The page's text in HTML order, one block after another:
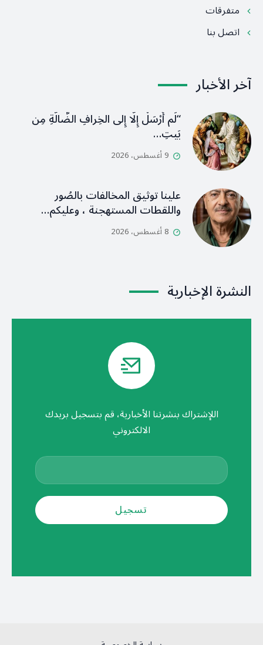
متفرقات
اتصل بنا
آخر الأخبار
“لَم أُرْسَلْ إِلَّا إِلى الخِرافِ الضَّالَّةِ مِن
بَيتِ…
9 أغسطس، 2026
علينا توثيق المخالفات بالصُور
واللقطات المستهجنة ، وعليكم…
8 أغسطس، 2026
النشرة الإخبارية
اللإشتراك بنشرتنا الأخبارية، قم بتسجيل بريدك
الالكتروني